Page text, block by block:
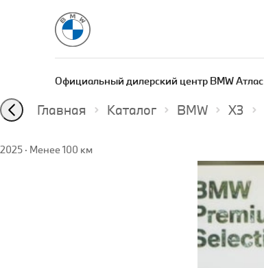
Официальный дилерский центр BMW Атлас
Главная Каталог BMW X3
2025 · Менее 100 км